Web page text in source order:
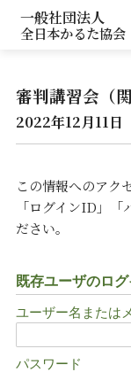
一般社団法人
全日本かるた協会
審判講習会（
2022年12月11日
この情報へのアク
「ログインID」
ださい。
既存ユーザのロ
ユーザー名または
パスワード